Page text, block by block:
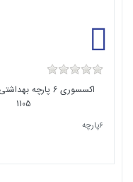
1105
6پارچه